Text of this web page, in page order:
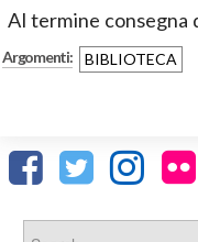
Al termine
Argomenti: BIBLIOTECA